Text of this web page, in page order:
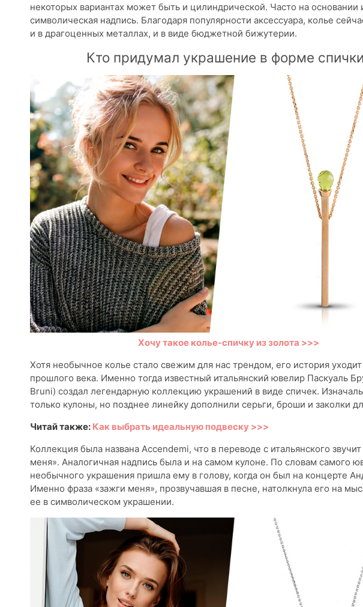
некоторых вариантах может быть и цилиндрической. Часто на основании
символическая надпись. Благодаря популярности аксессуара, колье
и в драгоценных металлах, и в виде бюджетной бижутерии.
Кто придумал украшение в форме
Хочу такое колье-спичку из золота >>>
Хотя необычное колье стало свежим для нас трендом, его история
прошлого века. Именно тогда известный итальянский ювелир Паскуаль
Bruni) создал легендарную коллекцию украшений в виде спичек.
только кулоны, но позднее линейку дополнили серьги, броши и заколки
Читай также: Как выбрать идеальную подвеску >>>
Коллекция была названа Accendemi, что в переводе с итальянского звучит
меня». Аналогичная надпись была и на самом кулоне. По словам самого
необычного украшения пришла ему в голову, когда он был на концерте
Именно фраза «зажги меня», прозвучавшая в песне, натолкнула его на
ее в символическом украшении.